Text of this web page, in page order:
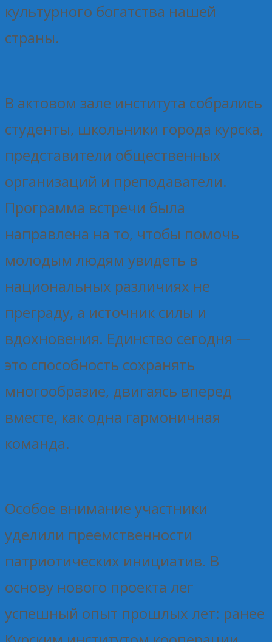
культурного богатства нашей
страны.
В актовом зале института собрались
студенты, школьники города курска,
представители общественных
организаций и преподаватели.
Программа встречи была
направлена на то, чтобы помочь
молодым людям увидеть в
национальных различиях не
преграду, а источник силы и
вдохновения. Единство сегодня —
это способность сохранять
многообразие, двигаясь вперед
вместе, как одна гармоничная
команда.
Особое внимание участники
уделили преемственности
патриотических инициатив. В
основу нового проекта лег
успешный опыт прошлых лет: ранее